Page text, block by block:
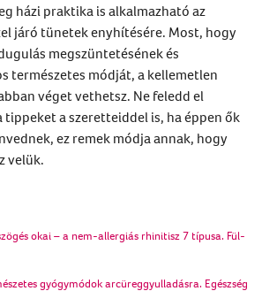
házi praktika is alkalmazható az
járó tünetek enyhítésére. Most, hogy
megszüntetésének és
természetes módját, a kellemetlen
véget vethetsz. Ne feledd el
tippeket a szeretteiddel is, ha éppen ők
ez remek módja annak, hogy
velük.
okai – a nem-allergiás rhinitisz 7 típusa. Fül-
gyógymódok arcüreggyulladásra. Egészség